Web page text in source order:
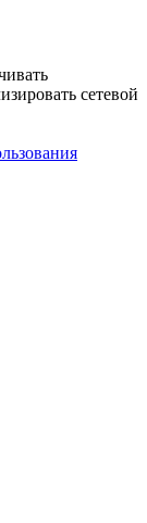
сетевой